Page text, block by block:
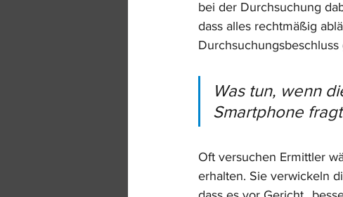
bei der Durchsuchung
dass alles rechtmäßig
Durchsuchungsbeschluss
Was tun, wenn
Smartphone
Oft versuchen Ermittler
erhalten. Sie verwickeln